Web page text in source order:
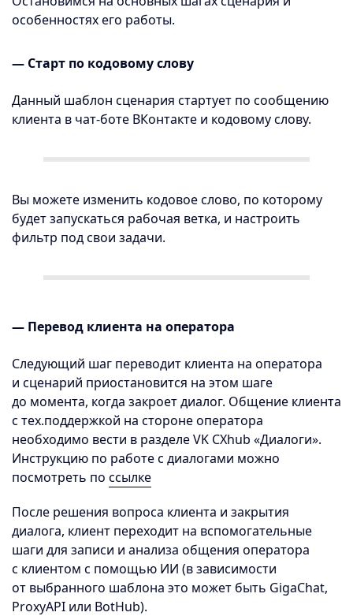
особенностях его работы.
— Старт по кодовому слову
Данный шаблон сценария стартует по сообщению
клиента в чат-боте ВКонтакте и кодовому слову.
Вы можете изменить кодовое слово, по которому
будет запускаться рабочая ветка, и настроить
фильтр под свои задачи.
— Перевод клиента на оператора
Следующий шаг переводит клиента на оператора
и сценарий приостановится на этом шаге
до момента, когда закроет диалог. Общение клиента
с тех.поддержкой на стороне оператора
необходимо вести в разделе VK CXhub «Диалоги».
Инструкцию по работе с диалогами можно
посмотреть по ссылке
После решения вопроса клиента и закрытия
диалога, клиент переходит на вспомогательные
шаги для записи и анализа общения оператора
с клиентом с помощью ИИ (в зависимости
от выбранного шаблона это может быть GigaChat,
ProxyAPI или BotHub).